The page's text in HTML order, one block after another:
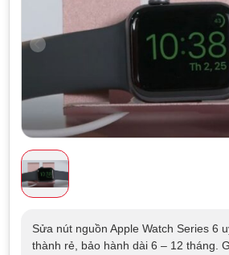
Sửa nút nguồn Apple Watch Series 6
thành rẻ, bảo hành dài 6 – 12 tháng.